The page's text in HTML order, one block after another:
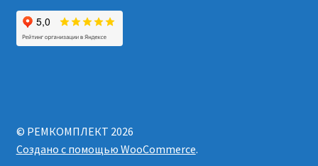
© РЕМКОМПЛЕКТ 2026
Создано с помощью WooCommerce.